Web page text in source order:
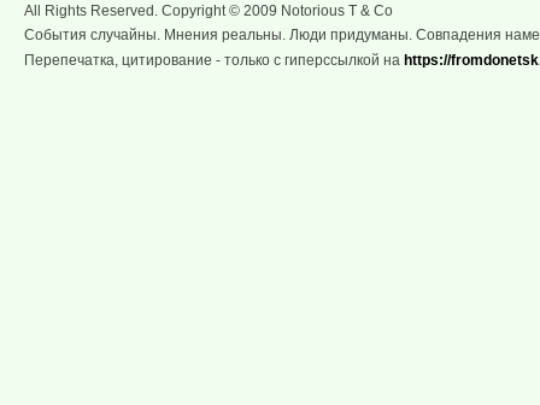
All Rights Reserved. Copyright © 2009 Notorious T & Co
События случайны. Мнения реальны. Люди придуманы. Совпадения
Перепечатка, цитирование - только с гиперссылкой на https://